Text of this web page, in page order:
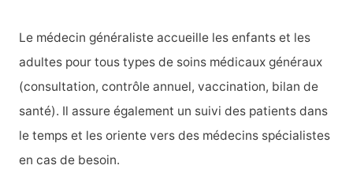
h
e
r
:
Le médecin généraliste accueille les enfants et les
adultes pour tous types de soins médicaux généraux
(consultation, contrôle annuel, vaccination, bilan de
santé). Il assure également un suivi des patients dans
le temps et les oriente vers des médecins spécialistes
en cas de besoin.